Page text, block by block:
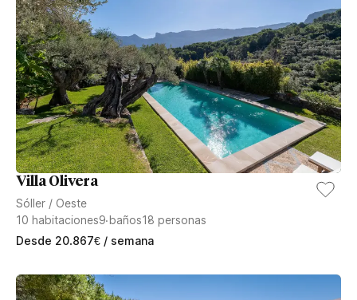
Villa Olivera
Sóller / Oeste
10 habitaciones9baños18 personas
Desde 20.867€ / semana